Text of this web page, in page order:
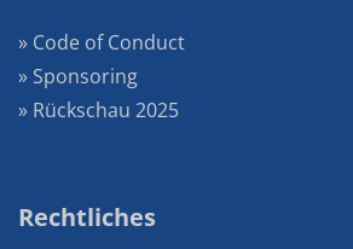
» Code of Conduct
» Sponsoring
» Rückschau 2025
Rechtliches